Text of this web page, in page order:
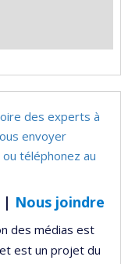
des experts à
envoyer
ou téléphonez au
| Nous joindre
des médias est
et est un projet du